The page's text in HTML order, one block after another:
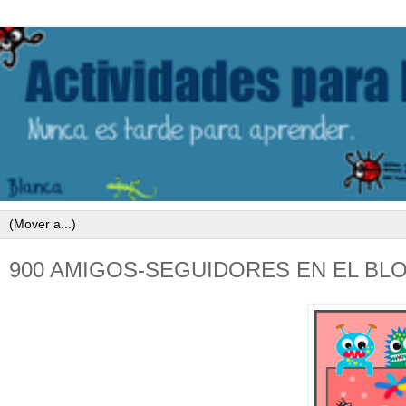
900 AMIGOS-SEGUIDORES EN EL